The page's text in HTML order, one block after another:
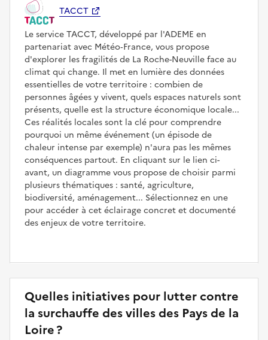
TACCT
Le service TACCT, développé par l'ADEME en
partenariat avec Météo‑France, vous propose
d'explorer les fragilités de La Roche-Neuville face au
climat qui change. Il met en lumière des données
essentielles de votre territoire : combien de
personnes âgées y vivent, quels espaces naturels sont
présents, quelle est la structure économique locale...
Ces réalités locales sont la clé pour comprendre
pourquoi un même événement (un épisode de
chaleur intense par exemple) n'aura pas les mêmes
conséquences partout. En cliquant sur le lien ci-
avant, un diagramme vous propose de choisir parmi
plusieurs thématiques : santé, agriculture,
biodiversité, aménagement... Sélectionnez en une
pour accéder à cet éclairage concret et documenté
des enjeux de votre territoire.
Quelles initiatives pour lutter contre
la surchauffe des villes des Pays de la
Loire ?